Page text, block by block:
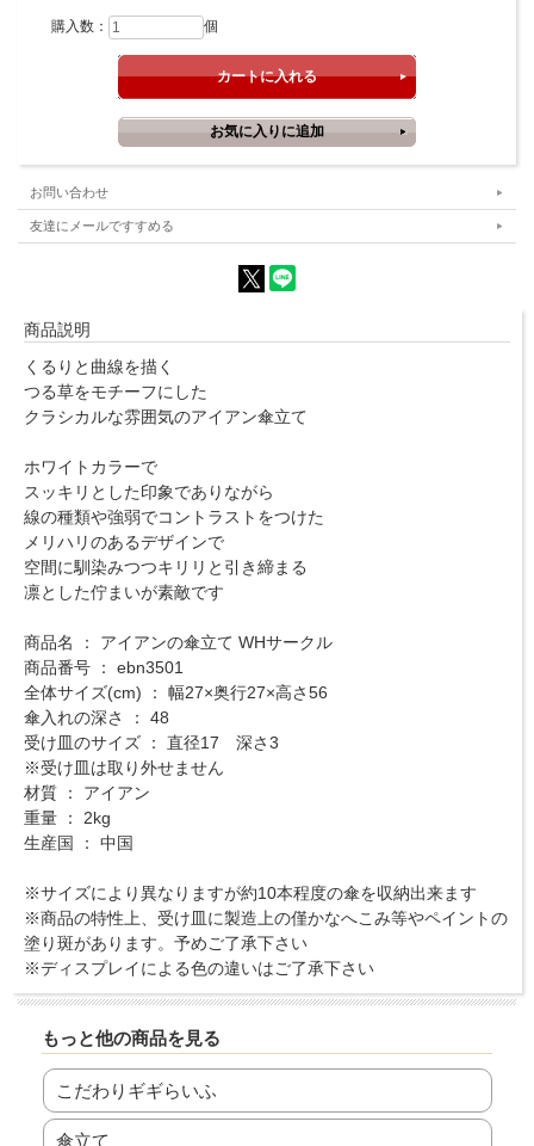
購入数： 個
お問い合わせ
友達にメールですすめる
商品説明
くるりと曲線を描く
つる草をモチーフにした
クラシカルな雰囲気のアイアン傘立て
ホワイトカラーで
スッキリとした印象でありながら
線の種類や強弱でコントラストをつけた
メリハリのあるデザインで
空間に馴染みつつキリリと引き締まる
凛とした佇まいが素敵です
商品名 ： アイアンの傘立て WHサークル
商品番号 ： ebn3501
全体サイズ(cm) ： 幅27×奥行27×高さ56
傘入れの深さ ： 48
受け皿のサイズ ： 直径17 深さ3
※受け皿は取り外せません
材質 ： アイアン
重量 ： 2kg
生産国 ： 中国
※サイズにより異なりますが約10本程度の傘を収納出来ます
※商品の特性上、受け皿に製造上の僅かなへこみ等やペイントの
塗り斑があります。予めご了承下さい
※ディスプレイによる色の違いはご了承下さい
もっと他の商品を見る
こだわりギギらいふ
傘立て